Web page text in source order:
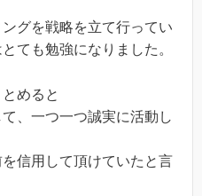
グを戦略を立て行ってい
ても勉強になりました。
めると
、一つ一つ誠実に活動し
信用して頂けていたと言